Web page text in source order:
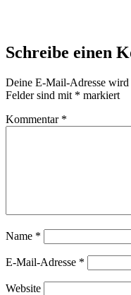
Schreibe einen
Deine E-Mail-Adresse
Felder sind mit * markiert
Kommentar *
Name *
E-Mail-Adresse *
Website